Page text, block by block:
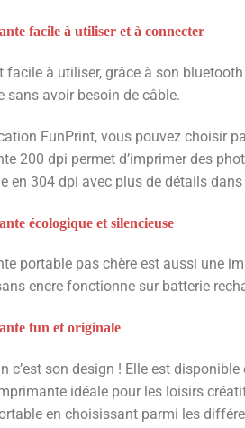
facile à utiliser et à connecter
facile à utiliser, grâce à son
sans avoir besoin de câble.
FunPrint, vous pouvez choisir
200 dpi permet d’imprimer des
en 304 dpi avec plus de détails dans
écologique et silencieuse
portable pas chère est aussi une
encre fonctionne sur batterie
fun et originale
c’est son design ! Elle est
idéale pour les loisirs
en choisissant parmi les